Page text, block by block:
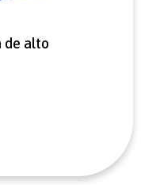
de alto